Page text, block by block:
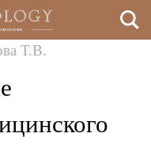
Т.В.